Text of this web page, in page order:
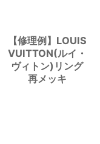
【修理例】LOUIS
VUITTON(ルイ・
ヴィトン)リング
再メッキ